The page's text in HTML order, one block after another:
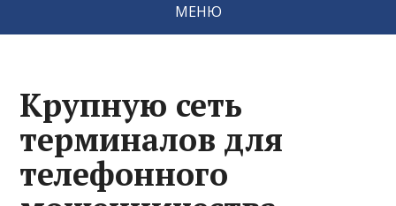
МЕНЮ
Крупную сеть
терминалов для
телефонного